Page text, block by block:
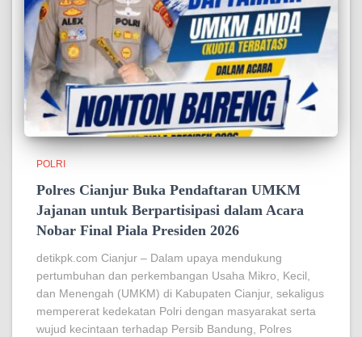
POLRI
Polres Cianjur Buka Pendaftaran UMKM
Jajanan untuk Berpartisipasi dalam Acara
Nobar Final Piala Presiden 2026
detikpk.com ‎‎Cianjur – Dalam upaya mendukung
pertumbuhan dan perkembangan Usaha Mikro, Kecil,
dan Menengah (UMKM) di Kabupaten Cianjur, sekaligus
mempererat kedekatan Polri dengan masyarakat serta
wujud kecintaan terhadap Persib Bandung, Polres